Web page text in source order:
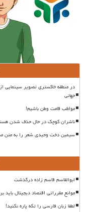
در منطقه خاکستری تصویر سینمایی
جهانی
مواظب قامت وطن باشیم!
ناشران کوچک در حال حذف شدن
سیمین دخت وحیدی شعر را به متن
ابوالقاسم قاسم زاده درگذشت
موانع مقرراتی اقتصاد دیجیتال
لطفا زبان فارسی را تکه پاره نکنید!